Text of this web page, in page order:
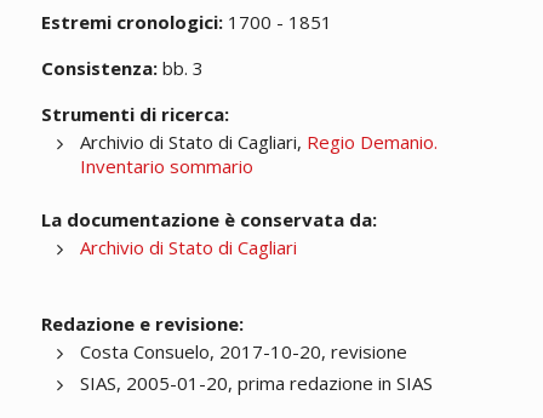
Estremi cronologici:1700 - 1851
Consistenza:bb. 3
Strumenti di ricerca:
Archivio di Stato di Cagliari, Regio Demanio.
Inventario sommario
La documentazione è conservata da:
Archivio di Stato di Cagliari
Redazione e revisione:
Costa Consuelo, 2017-10-20, revisione
SIAS, 2005-01-20, prima redazione in SIAS